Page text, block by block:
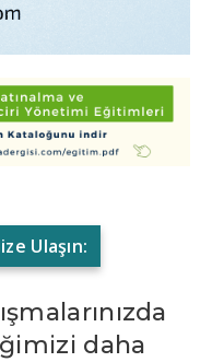
Ulaşın:
daha